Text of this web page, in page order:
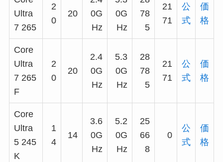
Ultra
7 265
2
0
20
0G
Hz
0G
Hz
78
5
21
71
公
式
価
格
Core
Ultra
7 265
F
2
0
20
2.4
0G
Hz
5.3
0G
Hz
28
78
5
21
71
公
式
価
格
Core
Ultra
5 245
K
1
4
14
3.6
0G
Hz
5.2
0G
Hz
25
66
8
0
公
式
価
格